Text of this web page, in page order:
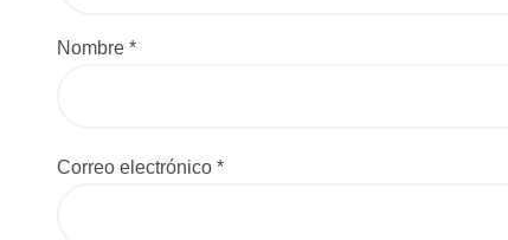
Nombre *
Correo electrónico *